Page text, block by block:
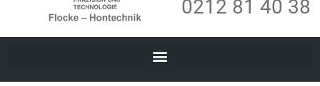
0212 81 40 38